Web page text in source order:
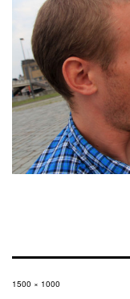
Originalgröße
1500 × 1000